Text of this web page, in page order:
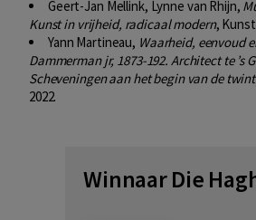
Geert-Jan Mellink, Lynne van Rhijn,
Kunst in vrijheid, radicaal modern,
Yann Martineau, Waarheid, eenvoud
Dammerman jr, 1873-192. Architect te ’s
Scheveningen aan het begin van de
2022.
Winnaar Die